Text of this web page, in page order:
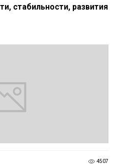
стабильности, развития
4507